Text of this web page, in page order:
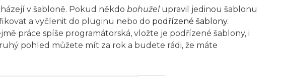
v šabloně. Pokud někdo bohužel upravil jedinou šablonu
a vyčlenit do pluginu nebo do podřízené šablony.
práce spíše programátorská, vložte je podřízené šablony, i
pohled můžete mít za rok a budete rádi, že máte